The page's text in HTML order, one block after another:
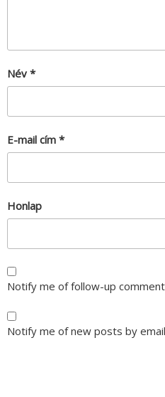
Név *
E-mail cím *
Honlap
Notify me of follow-up
Notify me of new posts by